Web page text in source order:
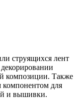
струящихся лент
композиции. Также
компонентом для
и вышивки.